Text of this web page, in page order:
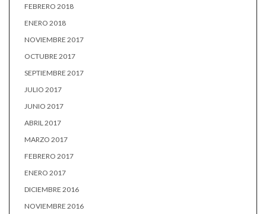
FEBRERO 2018
ENERO 2018
NOVIEMBRE 2017
OCTUBRE 2017
SEPTIEMBRE 2017
JULIO 2017
JUNIO 2017
ABRIL 2017
MARZO 2017
FEBRERO 2017
ENERO 2017
DICIEMBRE 2016
NOVIEMBRE 2016